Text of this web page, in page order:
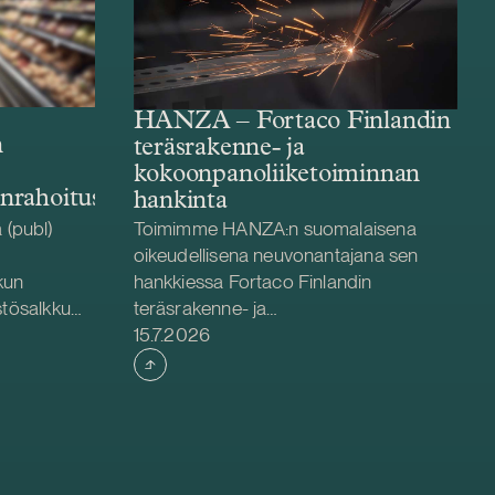
(publ)
HANZA – Fortaco Finlandin
teräsrakenne- ja
kokoonpanoliiketoiminnan
hankinta
Toimimme HANZA:n suomalaisena
oikeudellisena neuvonantajana sen
hankkiessa Fortaco Finlandin
teräsrakenne- ja
kokoonpanoliiketoiminnat. Järjestely
toteutetaan liiketoiminta- ja
osakekauppana, ja se kattaa Fortaco
Julkaistu
15.7.2026